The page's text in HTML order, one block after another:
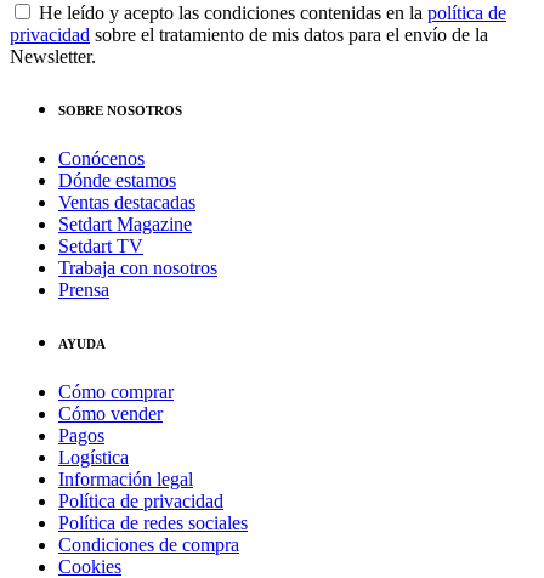
He leído y acepto las condiciones contenidas en la política de
privacidad sobre el tratamiento de mis datos para el envío de la
Newsletter.
SOBRE NOSOTROS
Conócenos
Dónde estamos
Ventas destacadas
Setdart Magazine
Setdart TV
Trabaja con nosotros
Prensa
AYUDA
Cómo comprar
Cómo vender
Pagos
Logística
Información legal
Política de privacidad
Política de redes sociales
Condiciones de compra
Cookies